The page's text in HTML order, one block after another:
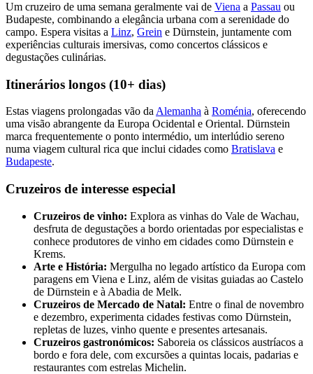
Um cruzeiro de uma semana geralmente vai de Viena a Passau ou
Budapeste, combinando a elegância urbana com a serenidade do
campo. Espera visitas a Linz, Grein e Dürnstein, juntamente com
experiências culturais imersivas, como concertos clássicos e
degustações culinárias.
Itinerários longos (10+ dias)
Estas viagens prolongadas vão daAlemanha à Roménia, oferecendo
uma visão abrangente da Europa Ocidental e Oriental. Dürnstein
marca frequentemente o ponto intermédio, um interlúdio sereno
numa viagem cultural rica que inclui cidades como Bratislava e
Budapeste.
Cruzeiros de interesse especial
Cruzeiros de vinho: Explora as vinhas do Vale de Wachau,
desfruta de degustações a bordo orientadas por especialistas e
conhece produtores de vinho em cidades como Dürnstein e
Krems.
Arte e História: Mergulha no legado artístico da Europa com
paragens em Viena e Linz, além de visitas guiadas ao Castelo
de Dürnstein e à Abadia de Melk.
Cruzeiros de Mercado de Natal: Entre o final de novembro
e dezembro, experimenta cidades festivas como Dürnstein,
repletas de luzes, vinho quente e presentes artesanais.
Cruzeiros gastronómicos: Saboreia os clássicos austríacos a
bordo e fora dele, com excursões a quintas locais, padarias e
restaurantes com estrelas Michelin.